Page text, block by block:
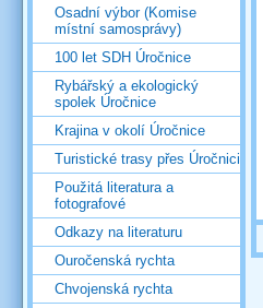
Osadní výbor (Komise
místní samosprávy)
100 let SDH Úročnice
Rybářský a ekologický
spolek Úročnice
Krajina v okolí Úročnice
Turistické trasy přes Úročnici
Použitá literatura a
fotografové
Odkazy na literaturu
Ouročenská rychta
Chvojenská rychta